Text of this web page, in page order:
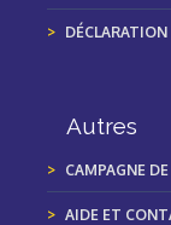
Autres
CAMPAGNE
AIDE ET